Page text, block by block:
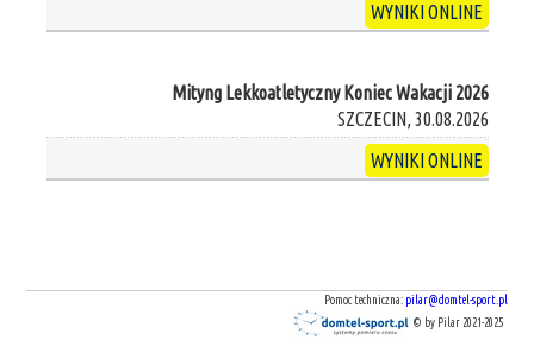
WYNIKI ONLINE
Mityng Lekkoatletyczny Koniec Wakacji 2026
SZCZECIN, 30.08.2026
WYNIKI ONLINE
Pomoc techniczna: pilar@domtel-sport.pl
© by Pilar 2021-2025